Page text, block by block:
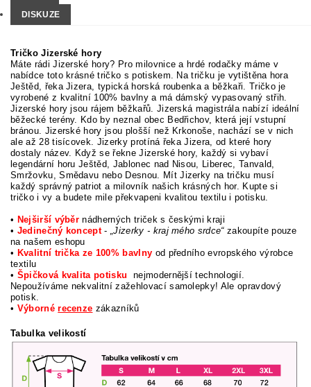
DISKUZE
Tričko Jizerské hory
Máte rádi Jizerské hory? Pro milovnice a hrdé rodačky máme v
nabídce toto krásné tričko s potiskem. Na tričku je vytištěna hora
Ještěd, řeka Jizera, typická horská roubenka a běžkaři. Tričko je
vyrobené z kvalitní 100% bavlny a má dámský vypasovaný střih.
Jizerské hory jsou rájem běžkařů. Jizerská magistrála nabízí ideální
běžecké terény. Kdo by neznal obec Bedřichov, která její vstupní
bránou. Jizerské hory jsou plošší než Krkonoše, nachází se v nich
ale až 28 tisícovek. Jizerky protíná řeka Jizera, od které hory
dostaly název. Když se řekne Jizerské hory, každý si vybaví
legendární horu Ještěd, Jablonec nad Nisou, Liberec, Tanvald,
Smržovku, Smědavu nebo Desnou. Mít Jizerky na tričku musí
každý správný patriot a milovník našich krásných hor. Kupte si
tričko i vy a budete mile překvapeni kvalitou textilu i potisku.
• Nejširší výběr nádherných triček s českými kraji
• Jedinečný koncept-„Jizerky - kraj mého srdce“zakoupíte pouze
na našem eshopu
• Kvalitní trička ze 100% bavlny od předního evropského výrobce
textilu
• Špičková kvalita potisku
nejmodernější technologií.
Nepoužíváme nekvalitní zažehlovací samolepky! Ale opravdový
potisk.
• Výbornérecenze zákazníků
Tabulka velikostí